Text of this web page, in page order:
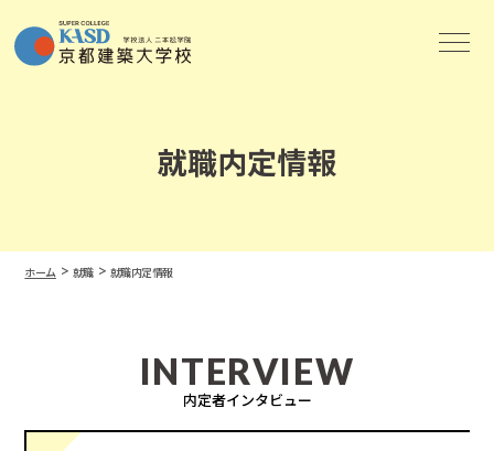
就職内定情報
ホーム > 就職> 就職内定情報
INTERVIEW
内定者インタビュー